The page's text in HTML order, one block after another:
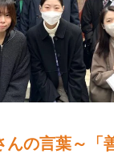
んの言葉～「